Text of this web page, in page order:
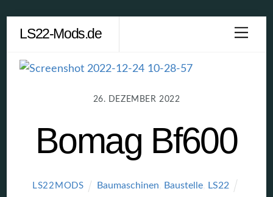
content
LS22-Mods.de
26. DEZEMBER 2022
Bomag Bf600
LS22MODS Baumaschinen Baustelle LS22